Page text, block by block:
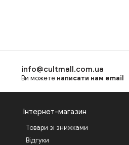
info@cultmall.com.ua
Ви можете написати нам email
Інтернет-магазин
Товари зі знижками
Відгуки